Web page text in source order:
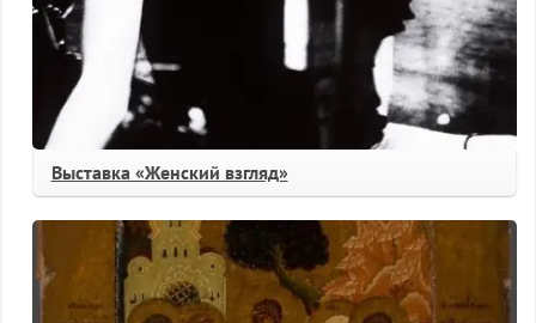
Выставка «Женский взгляд»